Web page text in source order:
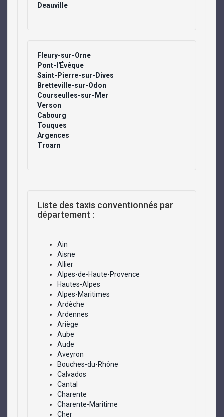
Deauville
Fleury-sur-Orne
Pont-l'Évêque
Saint-Pierre-sur-Dives
Bretteville-sur-Odon
Courseulles-sur-Mer
Verson
Cabourg
Touques
Argences
Troarn
Liste des taxis conventionnés par
département :
Ain
Aisne
Allier
Alpes-de-Haute-Provence
Hautes-Alpes
Alpes-Maritimes
Ardèche
Ardennes
Ariège
Aube
Aude
Aveyron
Bouches-du-Rhône
Calvados
Cantal
Charente
Charente-Maritime
Cher